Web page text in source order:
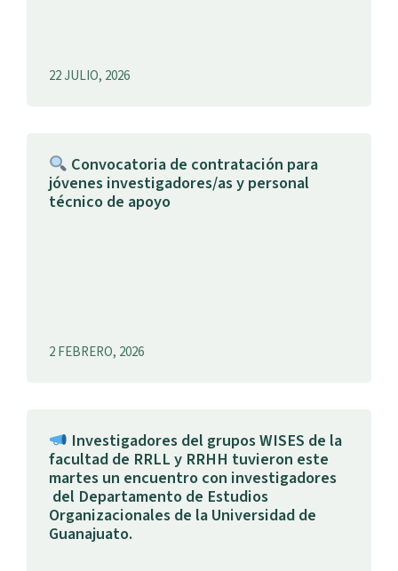
22 JULIO, 2026
Convocatoria de contratación para
jóvenes investigadores/as y personal
técnico de apoyo
2 FEBRERO, 2026
Investigadores del grupos WISES de la
facultad de RRLL y RRHH tuvieron este
martes un encuentro con investigadores
del Departamento de Estudios
Organizacionales de la Universidad de
Guanajuato.